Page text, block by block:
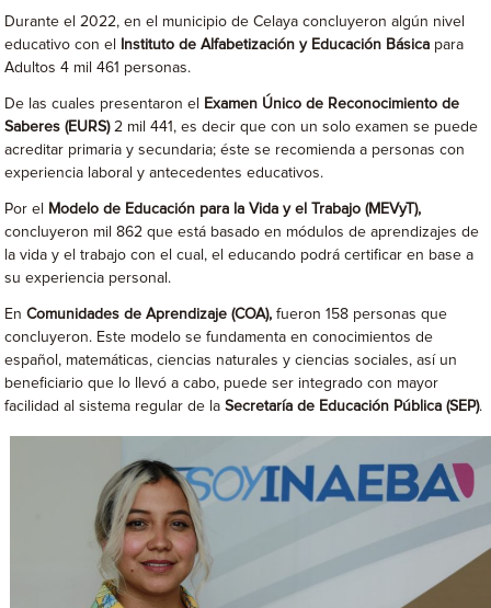
Durante el 2022, en el municipio de Celaya concluyeron algún nivel
educativo con el
Instituto de Alfabetización y Educación Básica para
Adultos 4 mil 461 personas.
De las cuales presentaron el
Examen Único de Reconocimiento de
Saberes (EURS)2 mil 441, es decir que con un solo examen se puede
acreditar primaria y secundaria; éste se recomienda a personas con
experiencia laboral y antecedentes educativos.
Por el
Modelo de Educación para la Vida y el Trabajo (MEVyT),
concluyeron mil 862 que está basado en módulos de aprendizajes de
la vida y el trabajo con el cual, el educando podrá certificar en base a
su experiencia personal.
EnComunidades de Aprendizaje (COA), fueron 158 personas que
concluyeron. Este modelo se fundamenta en conocimientos de
español, matemáticas, ciencias naturales y ciencias sociales, así un
beneficiario que lo llevó a cabo, puede ser integrado con mayor
facilidad al sistema regular de laSecretaría de Educación Pública (SEP).